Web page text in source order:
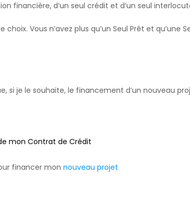
financière, d’un seul crédit et d’un seul
Vous n’avez plus qu’un Seul Prêt et qu’une
si je le souhaite, le financement d’un nouveau
mon Contrat de Crédit
financer mon nouveau projet